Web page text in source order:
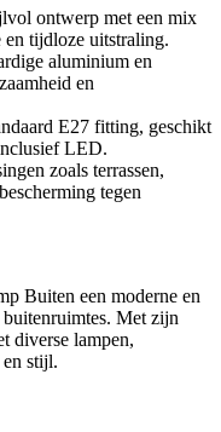
ontwerp met een mix
en tijdloze uitstraling.
aluminium en
en
E27 fitting, geschikt
LED.
zoals terrassen,
tegen
Buiten een moderne en
Met zijn
diverse lampen,
stijl.